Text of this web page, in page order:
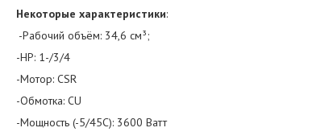
Некоторые характеристики:
-Рабочий объём: 34,6 см³;
-НР: 1-/3/4
-Мотор: CSR
-Обмотка: CU
-Мощность (-5/45C): 3600 Ватт